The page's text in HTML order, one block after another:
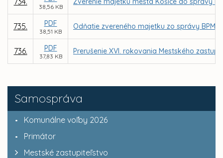
Samospráva
Komunálne voľby 2026
Primátor
Mestské zastupiteľstvo
38,56 KB
735. PDF
38,51 KB
Odňatie zvereného majetku zo správy
736. PDF
37,83 KB
Prerušenie XVI. rokovania Mestského